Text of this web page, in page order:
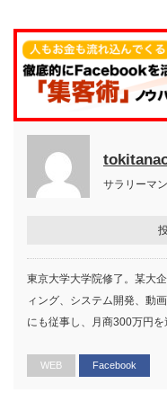
サラリーマ
東京大学大学院修了。某大
ィング、システム開発、動
にも従事し、月商300万円を
WEB Facebook